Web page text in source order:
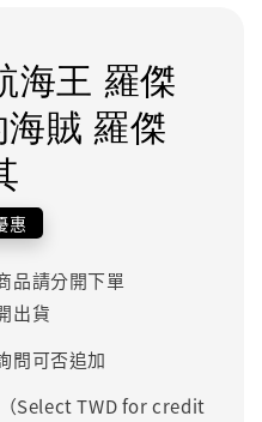
海王 羅傑
賊 羅傑
惠
品請分開下單
出貨
問可否追加
Select TWD for credit